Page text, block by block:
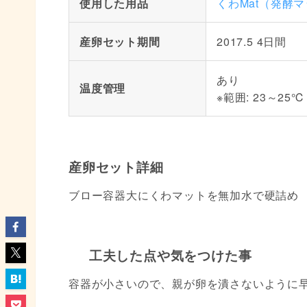
産卵セット期間 2017.5 4日間
温度管理
あり
※範囲: 23～25℃
産卵セット詳細
ブロー容器大にくわマットを無加水で硬詰め
工夫した点や気をつけた事
容器が小さいので、親が卵を潰さないように